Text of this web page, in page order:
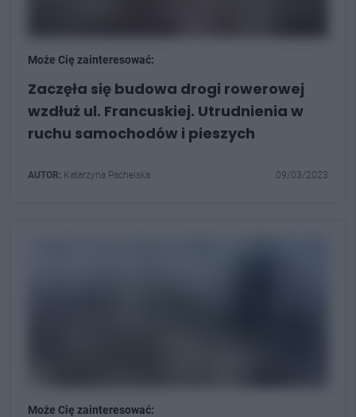
Może Cię zainteresować:
Zaczęła się budowa drogi rowerowej
wzdłuż ul. Francuskiej. Utrudnienia w
ruchu samochodów i pieszych
AUTOR: Katarzyna Pachelska 09/03/2023
Może Cię zainteresować: